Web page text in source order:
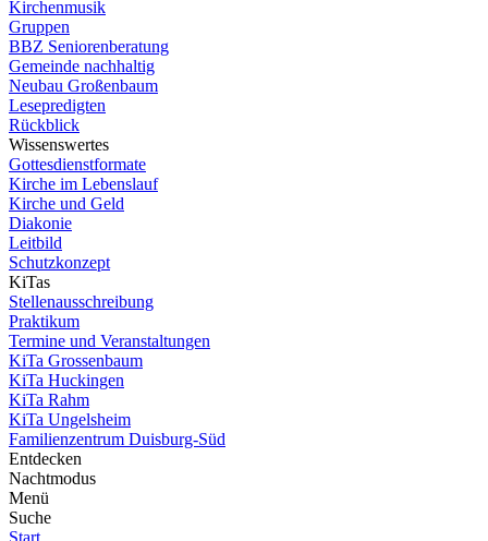
Kirchenmusik
Gruppen
BBZ Seniorenberatung
Gemeinde nachhaltig
Neubau Großenbaum
Lesepredigten
Rückblick
Wissenswertes
Gottesdienstformate
Kirche im Lebenslauf
Kirche und Geld
Diakonie
Leitbild
Schutzkonzept
KiTas
Stellenausschreibung
Praktikum
Termine und Veranstaltungen
KiTa Grossenbaum
KiTa Huckingen
KiTa Rahm
KiTa Ungelsheim
Familienzentrum Duisburg-Süd
Entdecken
Nachtmodus
Menü
Suche
Start